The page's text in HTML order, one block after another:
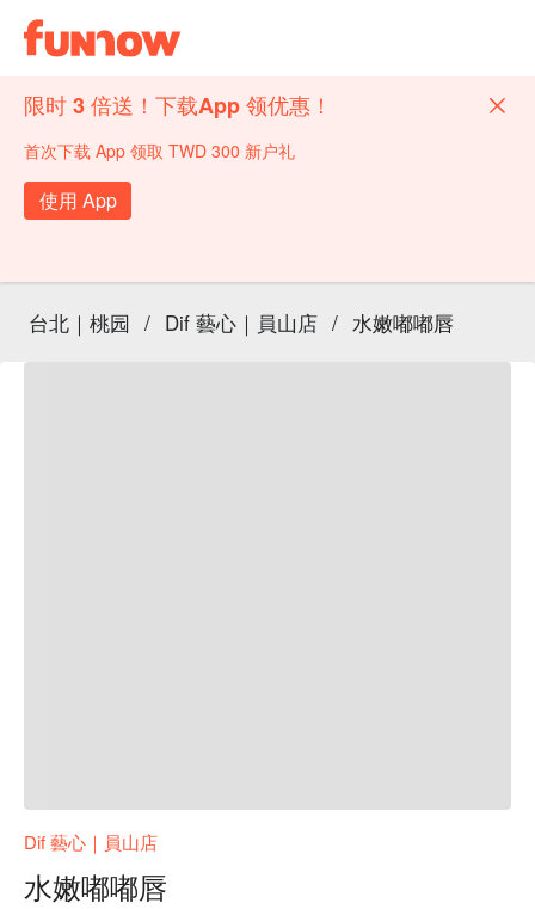
限时 3 倍送！下载App 领优惠！
首次下载 App 领取 TWD 300 新户礼
使用 App
台北｜桃园 / Dif 藝心｜員山店 / 水嫩嘟嘟唇
Dif 藝心｜員山店
水嫩嘟嘟唇